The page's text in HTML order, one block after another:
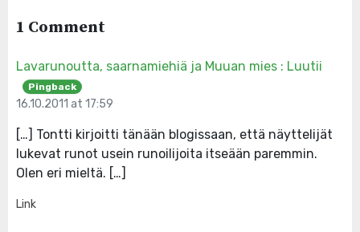
1 Comment
Lavarunoutta, saarnamiehiä ja Muuan mies : Luutii
Pingback
16.10.2011 at 17:59
[…] Tontti kirjoitti tänään blogissaan, että näyttelijät
lukevat runot usein runoilijoita itseään paremmin.
Olen eri mieltä. […]
Link